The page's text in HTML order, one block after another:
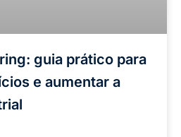
guia prático para
e aumentar a